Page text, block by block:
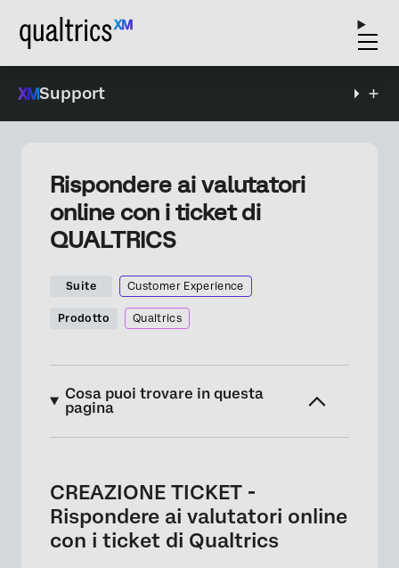
Support
Rispondere ai valutatori
online con i ticket di
QUALTRICS
Suite Customer Experience
Prodotto Qualtrics
Cosa puoi trovare in questa
pagina
Creazione di un TICKET per la reputazione
online
CREAZIONE TICKET -
Rispondere ai valutatori online
con i ticket di Qualtrics